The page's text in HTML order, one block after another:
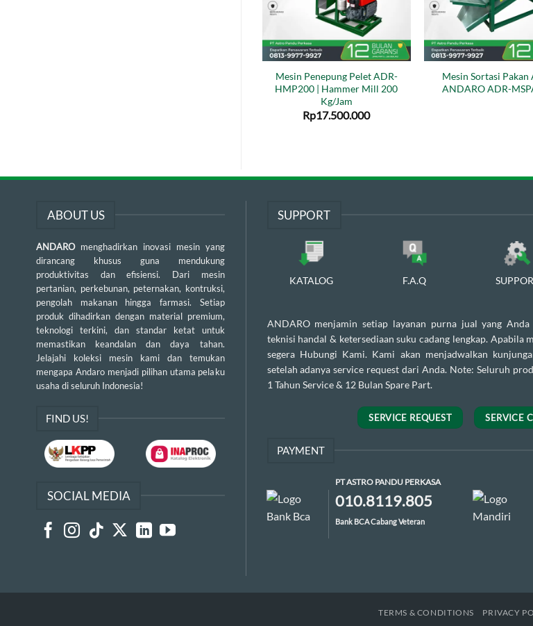
Mesin Penepung Pelet ADR-
HMP200 | Hammer Mill 200
Kg/Jam
Rp17.500.000
Mesin Sortasi Pakan
ANDARO ADR-
ABOUT US
ANDARO menghadirkan inovasi mesin yang
dirancang khusus guna mendukung
produktivitas dan efisiensi. Dari mesin
pertanian, perkebunan, peternakan, kontruksi,
pengolah makanan hingga farmasi. Setiap
produk dihadirkan dengan material premium,
teknologi terkini, dan standar ketat untuk
memastikan keandalan dan daya tahan.
Jelajahi koleksi mesin kami dan temukan
mengapa Andaro menjadi pilihan utama pelaku
usaha di seluruh Indonesia!
FIND US!
SOCIAL MEDIA
SUPPORT
KATALOG F.A.Q
ANDARO menjamin setiap layanan purna jual yang
teknisi handal & ketersediaan suku cadang lengkap. Apabila
segera Hubungi Kami. Kami akan menjadwalkan
setelah adanya service request dari Anda. Note: Seluruh
1 Tahun Service & 12 Bulan Spare Part.
SERVICE REQUEST SERVICE
PAYMENT
PT ASTRO PANDU PERKASA
010.8119.805
Bank BCA Cabang Veteran
TERMS & CONDITIONS PRIVACY